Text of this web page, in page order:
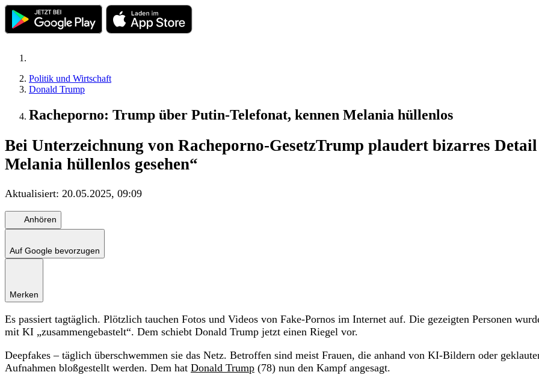
Politik und Wirtschaft
Donald Trump
Racheporno: Trump über Putin-Telefonat, kennen Melania hüllenlos
Bei Unterzeichnung von Racheporno-GesetzTrump plaudert bizarres
Melania hüllenlos gesehen“
Aktualisiert: 20.05.2025, 09:09
Anhören
Auf Google bevorzugen
Merken
Es passiert tagtäglich. Plötzlich tauchen Fotos und Videos von Fake-Pornos im Internet auf. Die gezeigten Personen
mit KI „zusammengebastelt“. Dem schiebt Donald Trump jetzt einen Riegel vor.
Deepfakes – täglich überschwemmen sie das Netz. Betroffen sind meist Frauen, die anhand von KI-Bildern oder
Aufnahmen bloßgestellt werden. Dem hat Donald Trump (78) nun den Kampf angesagt.